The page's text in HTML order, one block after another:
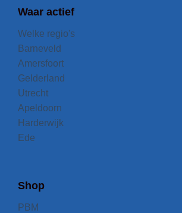
Waar actief
Welke regio's
Barneveld
Amersfoort
Gelderland
Utrecht
Apeldoorn
Harderwijk
Ede
Shop
PBM